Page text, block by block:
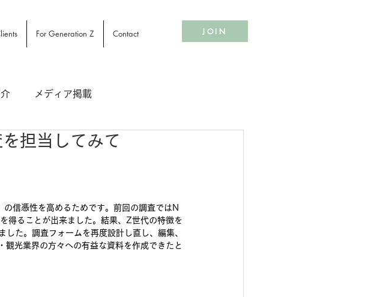
For Generation Z Contact JOIN
メディア掲載
担当してみて
信憑性を高めるためです。前回の調査ではN
ることが出来ました。結果、Z世代の特徴を
た。調査フォームを再度設計し直し、編集、
光業界の方々への有益な資料を作成できたと